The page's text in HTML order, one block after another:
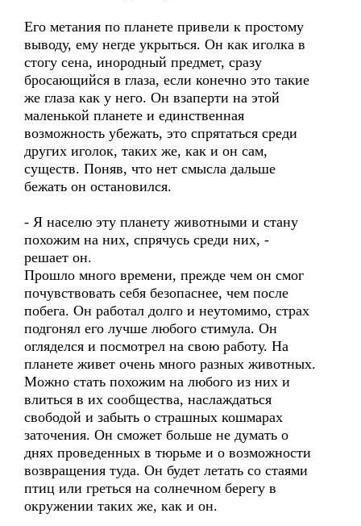
Его метания по планете привели к простому
выводу, ему негде укрыться. Он как иголка в
стогу сена, инородный предмет, сразу
бросающийся в глаза, если конечно это такие
же глаза как у него. Он взаперти на этой
маленькой планете и единственная
возможность убежать, это спрятаться среди
других иголок, таких же, как и он сам,
существ. Поняв, что нет смысла дальше
бежать он остановился.
- Я населю эту планету животными и стану
похожим на них, спрячусь среди них, -
решает он.
Прошло много времени, прежде чем он смог
почувствовать себя безопаснее, чем после
побега. Он работал долго и неутомимо, страх
подгонял его лучше любого стимула. Он
огляделся и посмотрел на свою работу. На
планете живет очень много разных животных.
Можно стать похожим на любого из них и
влиться в их сообщества, наслаждаться
свободой и забыть о страшных кошмарах
заточения. Он сможет больше не думать о
днях проведенных в тюрьме и о возможности
возвращения туда. Он будет летать со стаями
птиц или греться на солнечном берегу в
окружении таких же, как и он.